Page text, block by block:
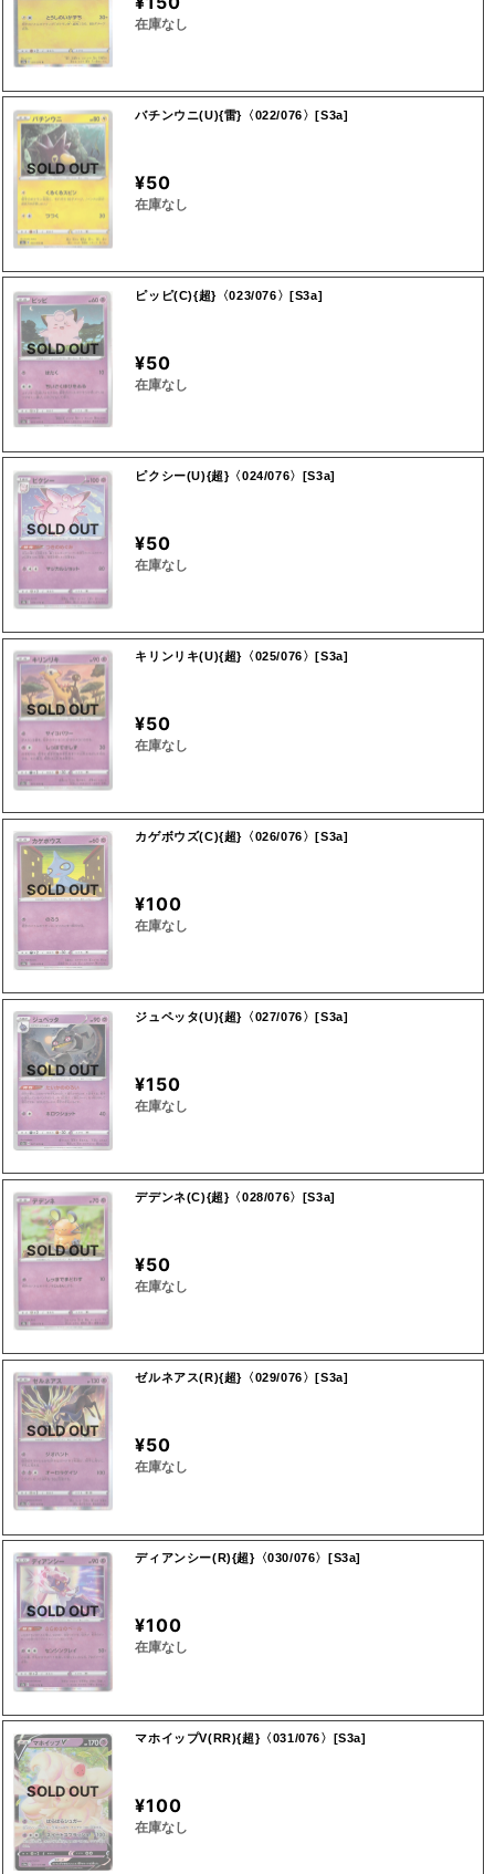
在庫なし
SOLD OUT
バチンウニ(U){雷}〈022/076〉[S3a]
¥50
在庫なし
SOLD OUT
ピッピ(C){超}〈023/076〉[S3a]
¥50
在庫なし
SOLD OUT
ピクシー(U){超}〈024/076〉[S3a]
¥50
在庫なし
SOLD OUT
キリンリキ(U){超}〈025/076〉[S3a]
¥50
在庫なし
SOLD OUT
カゲボウズ(C){超}〈026/076〉[S3a]
¥100
在庫なし
SOLD OUT
ジュペッタ(U){超}〈027/076〉[S3a]
¥150
在庫なし
SOLD OUT
デデンネ(C){超}〈028/076〉[S3a]
¥50
在庫なし
SOLD OUT
ゼルネアス(R){超}〈029/076〉[S3a]
¥50
在庫なし
SOLD OUT
ディアンシー(R){超}〈030/076〉[S3a]
¥100
在庫なし
SOLD OUT
マホイップV(RR){超}〈031/076〉[S3a]
¥100
在庫なし